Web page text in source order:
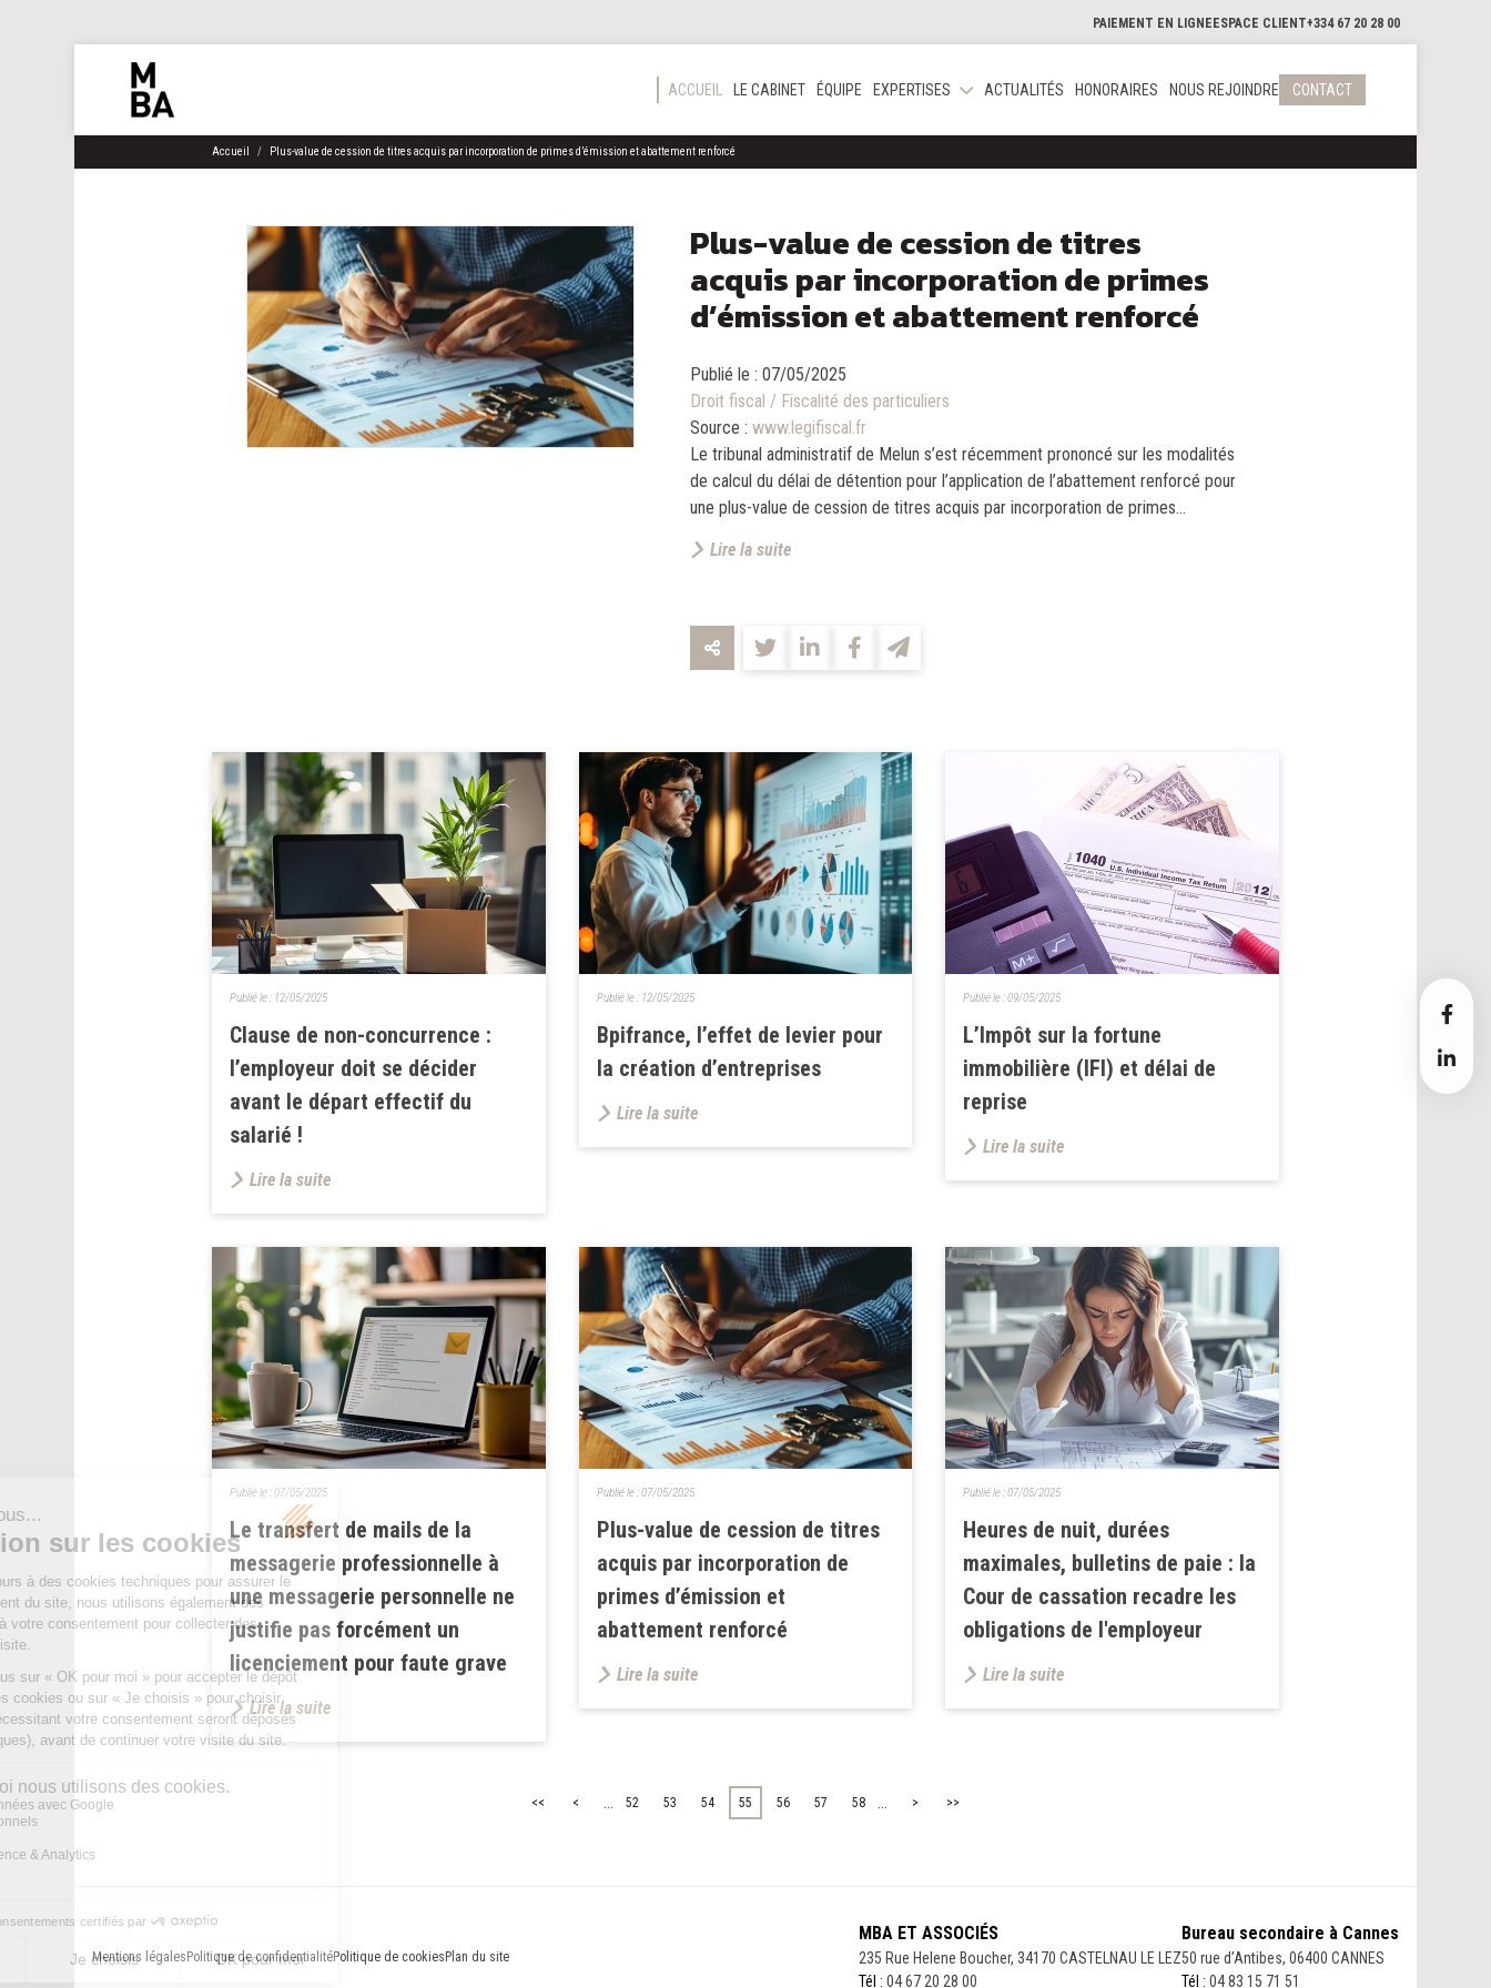
PAIEMENT EN LIGNE ESPACE CLIENT+334 67 20 28 00
ACCUEIL LE CABINET ÉQUIPE EXPERTISES ACTUALITÉS HONORAIRES NOUS REJOINDRE CONTACT
Accueil Plus-value de cession de titres acquis par incorporation de primes d’émission et abattement renforcé
Plus-value de cession de titres
acquis par incorporation de primes
d’émission et abattement renforcé
Publié le : 07/05/2025
Droit fiscal / Fiscalité des particuliers
Source : www.legifiscal.fr
Le tribunal administratif de Melun s’est récemment prononcé sur les modalités
de calcul du délai de détention pour l’application de l’abattement renforcé pour
une plus-value de cession de titres acquis par incorporation de primes...
Lire la suite
Clause de non-concurrence :
l’employeur doit se décider
avant le départ effectif du
salarié !
Publié le : 12/05/2025
Lire la suite
Bpifrance, l’effet de levier pour
la création d’entreprises
Publié le : 12/05/2025
Lire la suite
L’Impôt sur la fortune
immobilière (IFI) et délai de
reprise
Publié le :09/05/2025
Lire la suite
Le transfert de mails de la
messagerie professionnelle à
une messagerie personnelle ne
justifie pas forcément un
licenciement pour faute grave
Publié le :07/05/2025
Lire la suite
Plus-value de cession de titres
acquis par incorporation de
primes d’émission et
abattement renforcé
Publié le :07/05/2025
Lire la suite
Heures de nuit, durées
maximales, bulletins de paie : la
Cour de cassation recadre les
obligations de l'employeur
Publié le :07/05/2025
Lire la suite
<< < ... 52 53 54 55 56 57 58 ... > >>
Mentions légales Politique de confidentialitéPolitique de cookies Plan du site
MBA ET ASSOCIÉS
235 Rue Helene Boucher, 34170 CASTELNAU LE LEZ
Tél : 04 67 20 28 00
Bureau secondaire à Cannes
50 rue d’Antibes, 06400 CANNES
Tél : 04 83 15 71 51